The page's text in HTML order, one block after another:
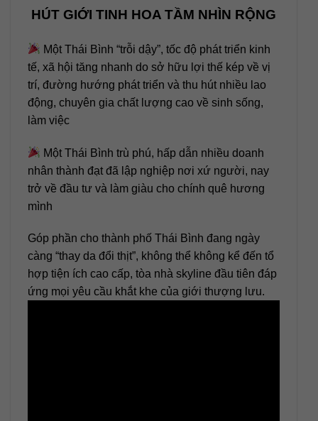
HÚT GIỚI TINH HOA TẦM NHÌN RỘNG
Một Thái Bình “trỗi dậy”, tốc độ phát triển kinh
tế, xã hội tăng nhanh do sở hữu lợi thế kép về vị
trí, đường hướng phát triển và thu hút nhiều lao
động, chuyên gia chất lượng cao về sinh sống,
làm việc
Một Thái Bình trù phú, hấp dẫn nhiều doanh
nhân thành đạt đã lập nghiệp nơi xứ người, nay
trở về đầu tư và làm giàu cho chính quê hương
mình
Góp phần cho thành phố Thái Bình đang ngày
càng “thay da đổi thịt”, không thể không kể đến tổ
hợp tiện ích cao cấp, tòa nhà skyline đầu tiên đáp
ứng mọi yêu cầu khắt khe của giới thượng lưu.